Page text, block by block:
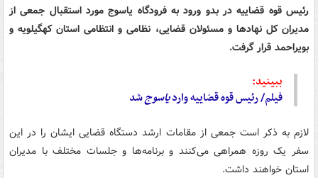
رئیس قوه قضاییه در بدو ورود به فرودگاه یاسوج مورد استقبال جمعی از
مدیران کل نهادها و مسئولان قضایی، نظامی و انتظامی استان کهگیلویه و
بویراحمد قرار گرفت.
ببینید:
فیلم/ رئیس قوه قضاییه واردیاسوجشد
لازم به ذکر است جمعی از مقامات ارشد دستگاه قضایی ایشان را در این
سفر یک روزه همراهی می‌کنند و برنامه‌ها و جلسات مختلف با مدیران
استان خواهند داشت.